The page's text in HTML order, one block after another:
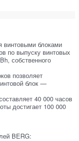
винтовыми блоками
по выпуску винтовых
собственного
позволяет
блок —
40 000 часов
достигает 100 000
BERG: